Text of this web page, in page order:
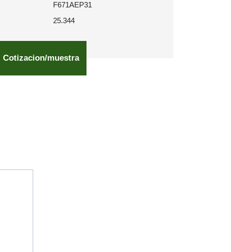
F671AEP31
25.344
Cotizacion/muestra